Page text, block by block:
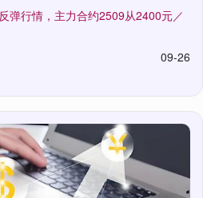
弹行情，主力合约2509从2400元／
09-26